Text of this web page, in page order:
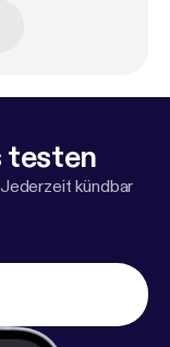
testen
Jederzeit kündbar